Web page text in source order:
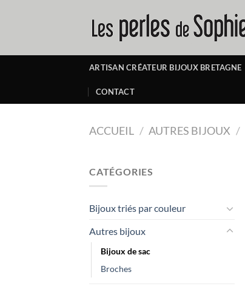
ARTISAN CRÉATEUR BIJOUX BRETAGNE
CONTACT
ACCUEIL / AUTRES BIJOUX /
CATÉGORIES
Bijoux triés par couleur
Autres bijoux
Bijoux de sac
Broches